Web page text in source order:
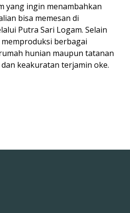
yang ingin menambahkan
bisa memesan di
Putra Sari Logam. Selain
berbagai
hunian maupun tatanan
keakuratan terjamin oke.